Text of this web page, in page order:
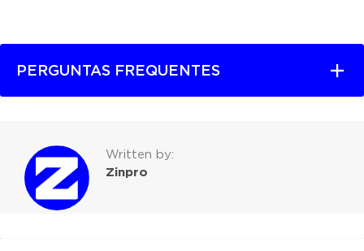
PERGUNTAS FREQUENTES
Written by:
Zinpro